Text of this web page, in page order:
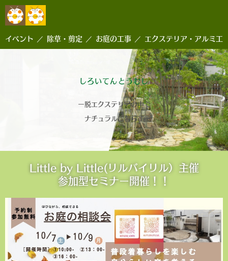
イベント 除草・剪定 お庭の工事 エクステリア・アルミ工
しろいてんとうむし
ー脱エクステリアの中で
ナチュラルに暮らすー
Little by Little(リルバイリル）主催
参加型セミナー開催！！